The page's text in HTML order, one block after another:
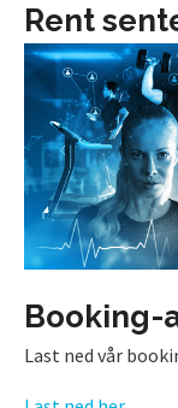
Rent
Booking-
Last ned vår